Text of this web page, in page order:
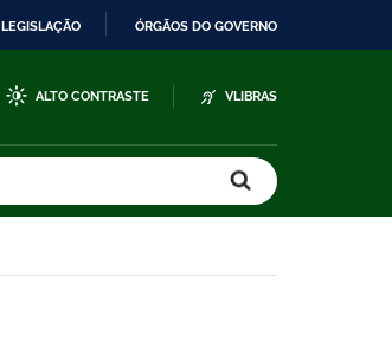
LEGISLAÇÃO ÓRGÃOS DO GOVERNO
ALTO CONTRASTE VLIBRAS